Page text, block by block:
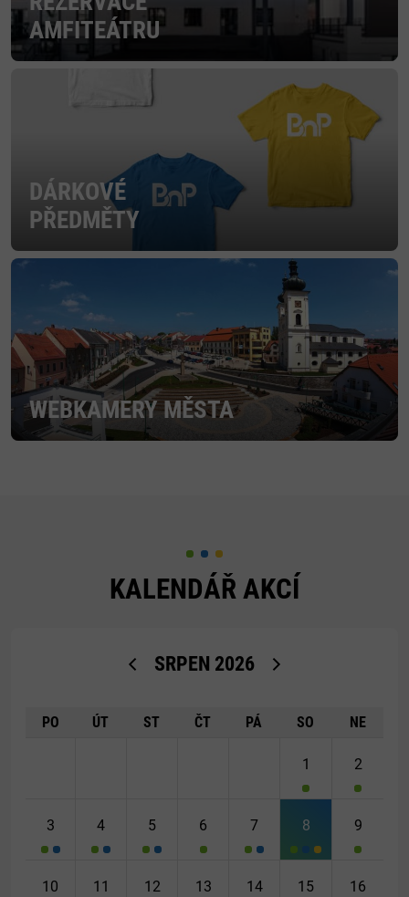
AMFITEÁTRU
DÁRKOVÉ
PŘEDMĚTY
WEBKAMERY MĚSTA
KALENDÁŘ AKCÍ
<Dříve
SRPEN 2026
PO ÚT ST ČT PÁ SO NE
1 2
3 4 5 6 7 8 9
10 11 12 13 14 15 16